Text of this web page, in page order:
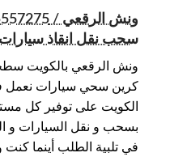
سحب نقل انقاذ سيارات
ونش الرقعي بالكويت
كرين سحي سيارات نعمل
الكويت على توفير كل
بسحب و نقل السيارات و
في تلبية الطلب أينما